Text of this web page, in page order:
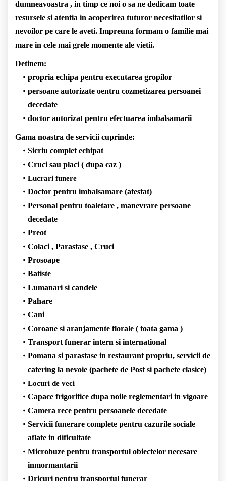
dumneavoastra , in timp ce noi o sa ne dedicam toate
resursele si atentia in acoperirea tuturor necesitatilor si
nevoilor pe care le aveti. Impreuna formam o familie mai
mare in cele mai grele momente ale vietii.
Detinem:
propria echipa pentru executarea gropilor
persoane autorizate oentru cozmetizarea persoanei
decedate
doctor autorizat pentru efectuarea imbalsamarii
Gama noastra de servicii cuprinde:
Sicriu complet echipat
Cruci sau placi ( dupa caz )
Lucrari funere
Doctor pentru imbalsamare (atestat)
Personal pentru toaletare , manevrare persoane
decedate
Preot
Colaci , Parastase , Cruci
Prosoape
Batiste
Lumanari si candele
Pahare
Cani
Coroane si aranjamente florale ( toata gama )
Transport funerar intern si international
Pomana si parastase in restaurant propriu, servicii de
catering la nevoie (pachete de Post si pachete clasice)
Locuri de veci
Capace frigorifice dupa noile reglementari in vigoare
Camera rece pentru persoanele decedate
Servicii funerare complete pentru cazurile sociale
aflate in dificultate
Microbuze pentru transportul obiectelor necesare
inmormantarii
Dricuri pentru transportul funerar